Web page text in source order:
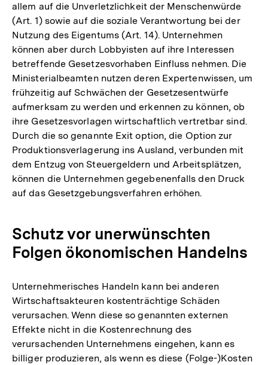
allem auf die Unverletzlichkeit der Menschenwürde
(Art. 1) sowie auf die soziale Verantwortung bei der
Nutzung des Eigentums (Art. 14). Unternehmen
können aber durch Lobbyisten auf ihre Interessen
betreffende Gesetzesvorhaben Einfluss nehmen. Die
Ministerialbeamten nutzen deren Expertenwissen, um
frühzeitig auf Schwächen der Gesetzesentwürfe
aufmerksam zu werden und erkennen zu können, ob
ihre Gesetzesvorlagen wirtschaftlich vertretbar sind.
Durch die so genannte Exit option, die Option zur
Produktionsverlagerung ins Ausland, verbunden mit
dem Entzug von Steuergeldern und Arbeitsplätzen,
können die Unternehmen gegebenenfalls den Druck
auf das Gesetzgebungsverfahren erhöhen.
Schutz vor unerwünschten
Folgen ökonomischen Handelns
Unternehmerisches Handeln kann bei anderen
Wirtschaftsakteuren kostenträchtige Schäden
verursachen. Wenn diese so genannten externen
Effekte nicht in die Kostenrechnung des
verursachenden Unternehmens eingehen, kann es
billiger produzieren, als wenn es diese (Folge-)Kosten